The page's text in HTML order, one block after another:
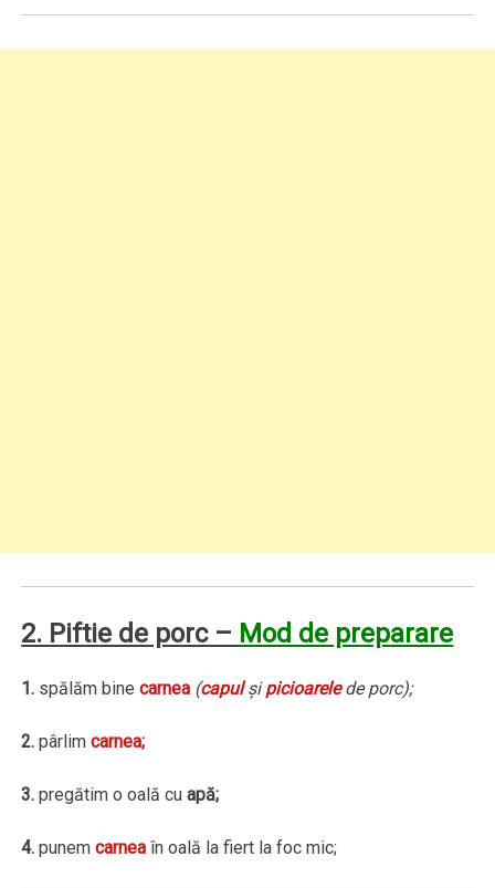
2. Piftie de porc – Mod de preparare
1. spălăm binecarnea (capulşipicioarelede porc);
2. pârlimcarnea;
3. pregătim o oală cuapă;
4. punemcarnea în oală la fiert la foc mic;